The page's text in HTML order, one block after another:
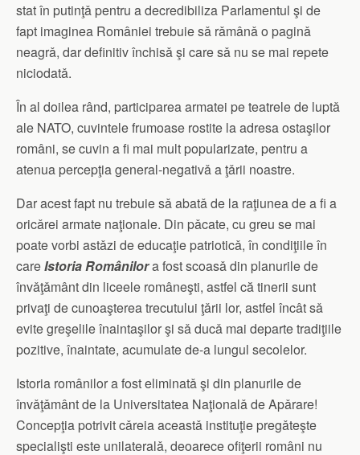
stat în putinţǎ pentru a decredibiliza Parlamentul şi de
fapt imaginea României trebuie sǎ rǎmânǎ o paginǎ
neagrǎ, dar definitiv închisǎ şi care sǎ nu se mai repete
niciodatǎ.
În al doilea rând, participarea armatei pe teatrele de luptǎ
ale NATO, cuvintele frumoase rostite la adresa ostaşilor
români, se cuvin a fi mai mult popularizate, pentru a
atenua percepţia general-negativǎ a ţǎrii noastre.
Dar acest fapt nu trebuie sǎ abatǎ de la raţiunea de a fi a
oricǎrei armate naţionale. Din pǎcate, cu greu se mai
poate vorbi astǎzi de educaţie patrioticǎ, în condiţiile în
careIstoria Românilora fost scoasǎ din planurile de
învǎţǎmânt din liceele româneşti, astfel că tinerii sunt
privaţi de cunoaşterea trecutului ţǎrii lor, astfel încât sǎ
evite greşelile înaintaşilor şi sǎ ducǎ mai departe tradiţiile
pozitive, înaintate, acumulate de-a lungul secolelor.
Istoria românilor a fost eliminatǎ şi din planurile de
învǎţǎmânt de la Universitatea Naţionalǎ de Apǎrare!
Concepţia potrivit cǎreia aceastǎ instituţie pregǎteşte
specialişti este unilateralǎ, deoarece ofiţerii români nu